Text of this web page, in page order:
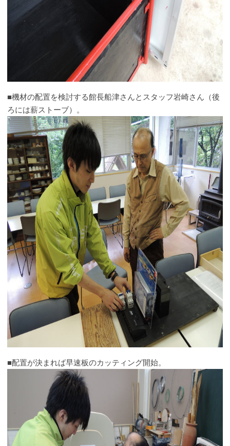
■機材の配置を検討する館長船津さんとスタッフ岩崎さん（後
ろには薪ストーブ）。
■配置が決まれば早速板のカッティング開始。